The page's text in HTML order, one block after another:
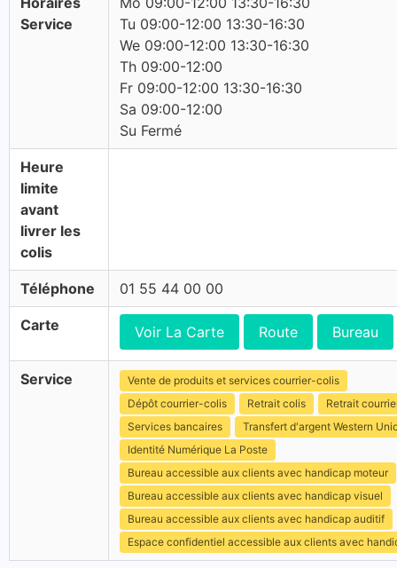
Service
Tu 09:00-12:00 13:30-16:30
We 09:00-12:00 13:30-16:30
Th 09:00-12:00
Fr 09:00-12:00 13:30-16:30
Sa 09:00-12:00
Su Fermé
Heure
limite
avant
livrer les
colis
Téléphone 01 55 44 00 00
Carte Voir La Carte Route Bureau
Service
Vente de produits et services courrier-colis
Dépôt courrier-colis
Retrait colis
Retrait
Services bancaires
Transfert d'argent Western
Identité Numérique La Poste
Bureau accessible aux clients avec handicap moteur
Bureau accessible aux clients avec handicap visuel
Bureau accessible aux clients avec handicap auditif
Espace confidentiel accessible aux clients avec